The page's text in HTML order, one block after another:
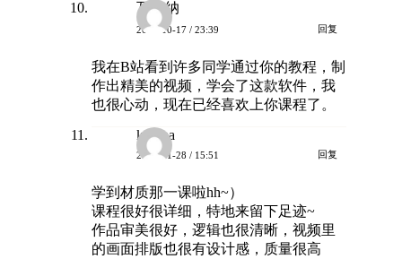
瓦格纳
2023-10-17 / 23:39 回复
我在B站看到许多同学通过你的教程，制
作出精美的视频，学会了这款软件，我
也很心动，现在已经喜欢上你课程了。
katrina
2023-11-28 / 15:51 回复
学到材质那一课啦hh~）
课程很好很详细，特地来留下足迹~
作品审美很好，逻辑也很清晰，视频里
的画面排版也很有设计感，质量很高